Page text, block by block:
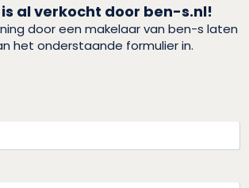
al verkocht door ben-s.nl!
door een makelaar van ben-s laten
het onderstaande formulier in.